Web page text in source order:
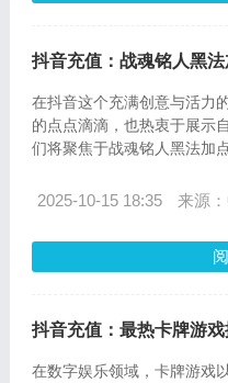
抖音充值：战魂铭人黑
在抖音这个充满创意与活力
的点点滴滴，也热衷于展示
们将聚焦于战魂铭人黑法加
2025-10-15 18:35 来源
抖音充值：最热卡牌游
在数字娱乐领域，卡牌游戏